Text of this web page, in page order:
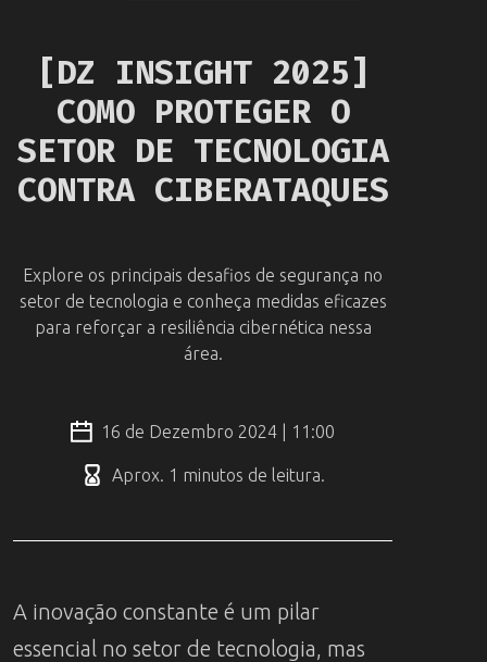
[DZ INSIGHT 2025]
COMO PROTEGER O
SETOR DE TECNOLOGIA
CONTRA CIBERATAQUES
Explore os principais desafios de segurança no
setor de tecnologia e conheça medidas eficazes
para reforçar a resiliência cibernética nessa
área.
16 de Dezembro 2024 | 11:00
Aprox. 1 minutos de leitura.
A inovação constante é um pilar
essencial no setor de tecnologia, mas